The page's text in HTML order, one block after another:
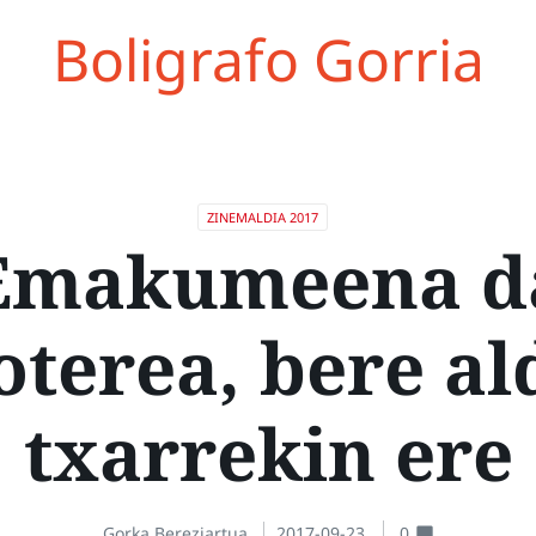
Boligrafo Gorria
ZINEMALDIA 2017
bere
txarrekin ere